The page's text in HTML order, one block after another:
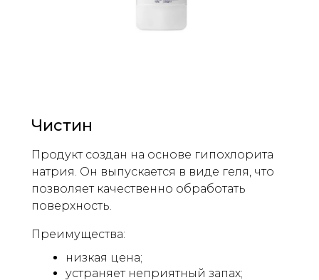
Чистин
Продукт создан на основе гипохлорита
натрия. Он выпускается в виде геля, что
позволяет качественно обработать
поверхность.
Преимущества:
низкая цена;
устраняет неприятный запах;